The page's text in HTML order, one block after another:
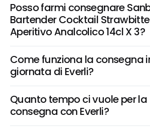
Posso farmi consegnare
Bartender Cocktail
Aperitivo Analcolico 14cl X 3?
Come funziona la consegna
giornata di Everli?
Quanto tempo ci vuole per la
consegna con Everli?